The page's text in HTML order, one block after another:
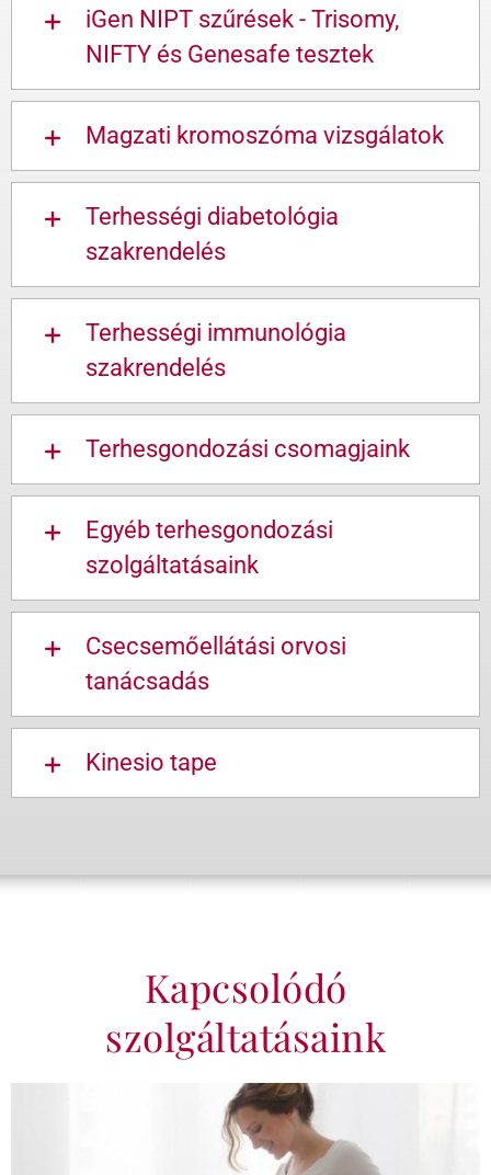
iGen NIPT szűrések - Trisomy,
NIFTY és Genesafe tesztek
Magzati kromoszóma vizsgálatok
Terhességi diabetológia
szakrendelés
Terhességi immunológia
szakrendelés
Terhesgondozási csomagjaink
Egyéb terhesgondozási
szolgáltatásaink
Csecsemőellátási orvosi
tanácsadás
Kinesio tape
Kapcsolódó
szolgáltatásaink